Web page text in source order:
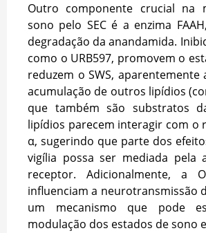
Outro componente crucial na
sono pelo SEC é a enzima
degradação da anandamida.
como o URB597, promovem o
reduzem o SWS, aparentemente
acumulação de outros lipídios
que também são substratos
lipídios parecem interagir com o
α, sugerindo que parte dos
vigília possa ser mediada pela
receptor. Adicionalmente, a
influenciam a neurotransmissão
um mecanismo que pode
modulação dos estados de sono